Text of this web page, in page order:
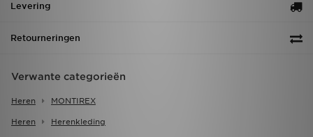
Levering
Retourneringen
Verwante categorieën
Heren MONTIREX
Heren Herenkleding